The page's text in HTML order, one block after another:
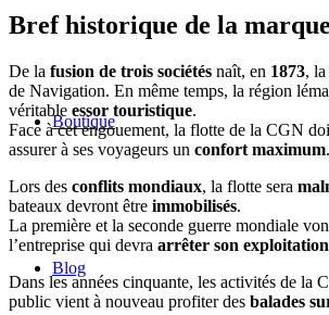
Boutique
Blog
Bref historique de la
De la fusion de trois sociétés naît, en 1873,
de Navigation. En même temps, la région
véritable essor touristique.
Face à cet engouement, la flotte de la CGN
assurer à ses voyageurs un confort maximum.
Lors des conflits mondiaux, la flotte sera
bateaux devront être immobilisés.
La première et la seconde guerre mondiale
l’entreprise qui devra arrêter son exploitation
Dans les années cinquante, les activités de la
public vient à nouveau profiter des balades